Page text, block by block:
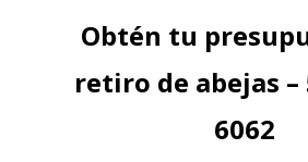
Obtén tu
retiro de abejas –
6062